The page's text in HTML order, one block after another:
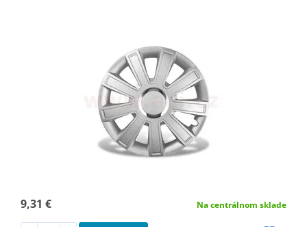
9,31 € Na centrálnom sklade